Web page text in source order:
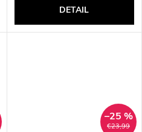
DETAIL
€23,99
–25 %